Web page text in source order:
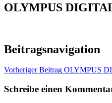
OLYMPUS
Beitragsnavigation
Vorheriger Beitrag OLYMPUS
Schreibe einen